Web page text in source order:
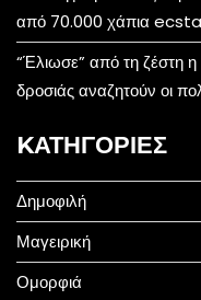
από 70.000 χάπια
“Έλιωσε” από τη ζέστη
δροσιάς αναζητούν οι
KΑΤΗΓΟΡΊΕΣ
Δημοφιλή
Μαγειρική
Ομορφιά